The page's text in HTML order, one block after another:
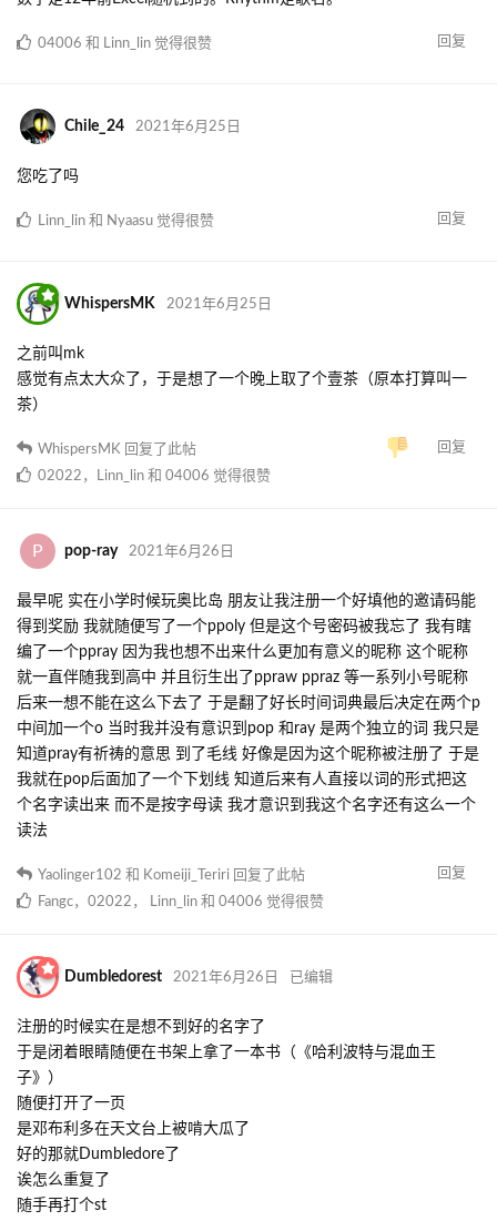
回复
04006 和 Linn_lin 觉得很赞
Chile_24 2021年6月25日
您吃了吗
回复
Linn_lin 和 Nyaasu 觉得很赞
WhispersMK 2021年6月25日
之前叫mk
感觉有点太大众了，于是想了一个晚上取了个壹茶（原本打算叫一
茶）
回复
WhispersMK 回复了此帖
02022 ， Linn_lin 和 04006 觉得很赞
P pop-ray 2021年6月26日
最早呢 实在小学时候玩奥比岛 朋友让我注册一个好填他的邀请码能
得到奖励 我就随便写了一个ppoly 但是这个号密码被我忘了 我有瞎
编了一个ppray 因为我也想不出来什么更加有意义的昵称 这个昵称
就一直伴随我到高中 并且衍生出了ppraw ppraz 等一系列小号昵称
后来一想不能在这么下去了 于是翻了好长时间词典最后决定在两个p
中间加一个o 当时我并没有意识到pop 和ray 是两个独立的词 我只是
知道pray有祈祷的意思 到了毛线 好像是因为这个昵称被注册了 于是
我就在pop后面加了一个下划线 知道后来有人直接以词的形式把这
个名字读出来 而不是按字母读 我才意识到我这个名字还有这么一个
读法
回复
Yaolinger102 和 Komeiji_Teriri 回复了此帖
Fangc， 02022 ， Linn_lin 和 04006 觉得很赞
Dumbledorest 2021年6月26日 已编辑
注册的时候实在是想不到好的名字了
于是闭着眼睛随便在书架上拿了一本书（《哈利波特与混血王
子》）
随便打开了一页
是邓布利多在天文台上被啃大瓜了
好的那就Dumbledore了
诶怎么重复了
随手再打个st